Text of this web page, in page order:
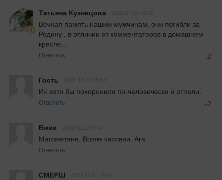
Татьяна Кузнецова
Вечная память нашим мужчинам, они погибли за
Родину , в отличии от комментаторов в домашнем
кресле...
Ответить -2
Гость
Их хотя бы похоронили по-человечески и отпели.
Ответить -2
Вжик
Магометане. Возле часовни. Ага.
Ответить
СМЕРШ